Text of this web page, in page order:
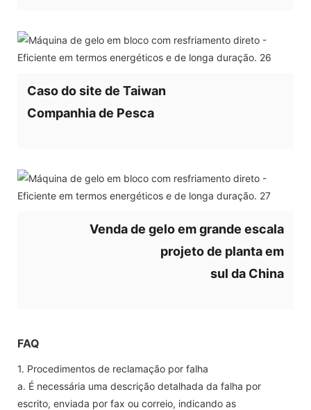
Caso do site de Taiwan
Companhia de Pesca
Venda de gelo em grande escala
projeto de planta em
sul da China
FAQ
1. Procedimentos de reclamação por falha
a. É necessária uma descrição detalhada da falha por
escrito, enviada por fax ou correio, indicando as